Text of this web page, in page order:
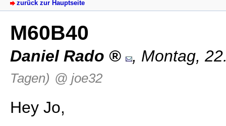
zurück zur Hauptseite
M60B40
Daniel Rado , Montag,
Tagen) @ joe32
Hey Jo,